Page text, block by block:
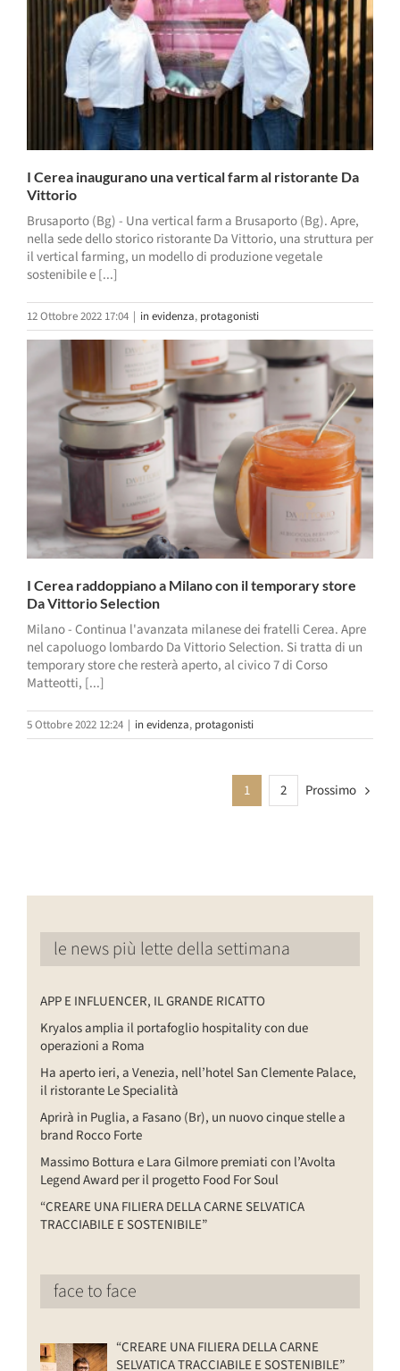
I Cerea inaugurano una vertical farm al ristorante Da
Vittorio
Brusaporto (Bg) - Una vertical farm a Brusaporto (Bg). Apre,
nella sede dello storico ristorante Da Vittorio, una struttura per
il vertical farming, un modello di produzione vegetale
sostenibile e [...]
12 Ottobre 2022 17:04 | in evidenza, protagonisti
I Cerea raddoppiano a Milano con il temporary store
Da Vittorio Selection
Milano - Continua l'avanzata milanese dei fratelli Cerea. Apre
nel capoluogo lombardo Da Vittorio Selection. Si tratta di un
temporary store che resterà aperto, al civico 7 di Corso
Matteotti, [...]
5 Ottobre 2022 12:24 | in evidenza, protagonisti
1 2 Prossimo
le news più lette della settimana
APP E INFLUENCER, IL GRANDE RICATTO
Kryalos amplia il portafoglio hospitality con due
operazioni a Roma
Ha aperto ieri, a Venezia, nell’hotel San Clemente Palace,
il ristorante Le Specialità
Aprirà in Puglia, a Fasano (Br), un nuovo cinque stelle a
brand Rocco Forte
Massimo Bottura e Lara Gilmore premiati con l’Avolta
Legend Award per il progetto Food For Soul
“CREARE UNA FILIERA DELLA CARNE SELVATICA
TRACCIABILE E SOSTENIBILE”
face to face
“CREARE UNA FILIERA DELLA CARNE
SELVATICA TRACCIABILE E SOSTENIBILE”